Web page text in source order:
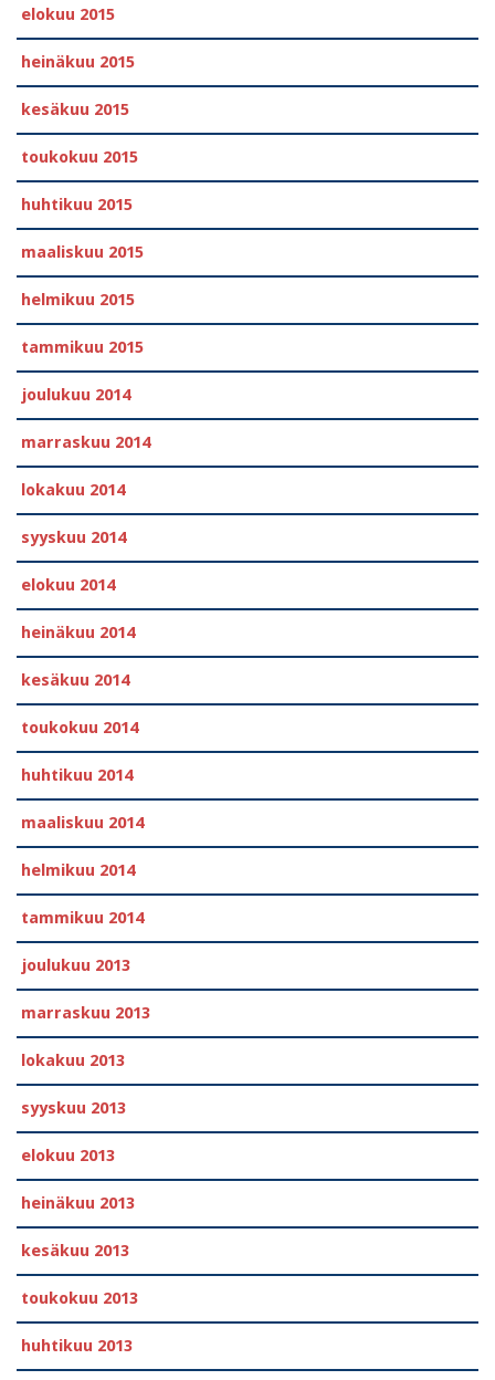
elokuu 2015
heinäkuu 2015
kesäkuu 2015
toukokuu 2015
huhtikuu 2015
maaliskuu 2015
helmikuu 2015
tammikuu 2015
joulukuu 2014
marraskuu 2014
lokakuu 2014
syyskuu 2014
elokuu 2014
heinäkuu 2014
kesäkuu 2014
toukokuu 2014
huhtikuu 2014
maaliskuu 2014
helmikuu 2014
tammikuu 2014
joulukuu 2013
marraskuu 2013
lokakuu 2013
syyskuu 2013
elokuu 2013
heinäkuu 2013
kesäkuu 2013
toukokuu 2013
huhtikuu 2013